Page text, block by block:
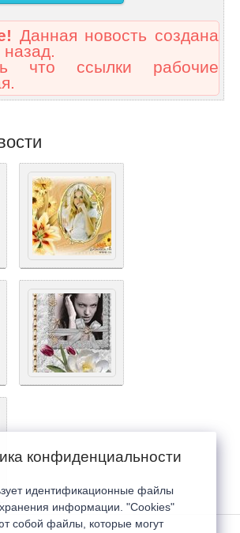
Данная новость создана
что ссылки рабочие
конфиденциальности
идентификационные файлы
информации. "Cookies"
собой файлы, которые могут